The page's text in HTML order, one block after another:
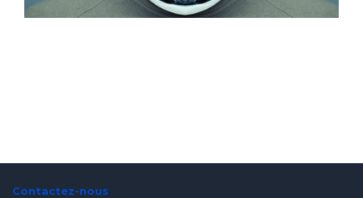
Contactez-nous